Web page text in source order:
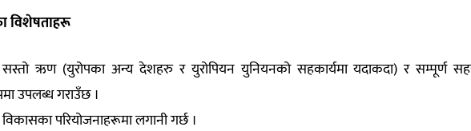
विशेषताहरू
ऋण (युरोपका अन्य देशहरु र युरोपियन युनियनको सहकार्यमा यदाकदा) र सम्पूर्ण
उपलब्ध गराउँछ ।
विकासका परियोजनाहरूमा लगानी गर्छ ।